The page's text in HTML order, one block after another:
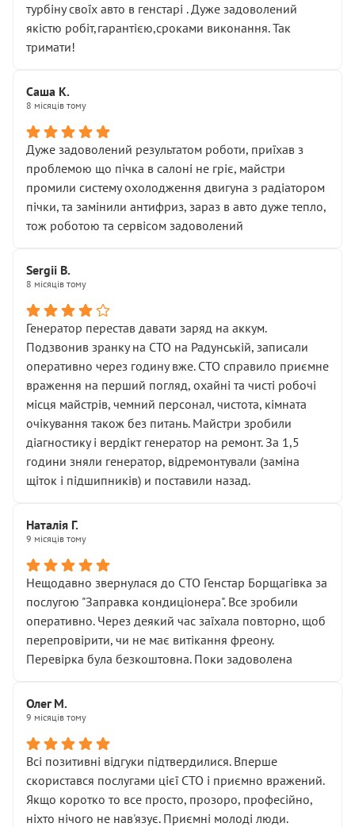
турбіну своїх авто в генстарі . Дуже задоволений
якістю робіт,гарантією,сроками виконання. Так
тримати!
Саша К.
8 місяців тому
Дуже задоволений результатом роботи, приїхав з
проблемою що пічка в салоні не гріє, майстри
промили систему охолодження двигуна з радіатором
пічки, та замінили антифриз, зараз в авто дуже тепло,
тож роботою та сервісом задоволений
Sergii B.
8 місяців тому
Генератор перестав давати заряд на аккум.
Подзвонив зранку на СТО на Радунській, записали
оперативно через годину вже. СТО справило приємне
враження на перший погляд, охайні та чисті робочі
місця майстрів, чемний персонал, чистота, кімната
очікування також без питань. Майстри зробили
діагностику і вердікт генератор на ремонт. За 1,5
години зняли генератор, відремонтували (заміна
щіток і підшипників) и поставили назад.
Наталія Г.
9 місяців тому
Нещодавно звернулася до СТО Генстар Борщагівка за
послугою "Заправка кондиціонера". Все зробили
оперативно. Через деякий час заїхала повторно, щоб
перепровірити, чи не має витікання фреону.
Перевірка була безкоштовна. Поки задоволена
Олег М.
9 місяців тому
Всі позитивні відгуки підтвердилися. Вперше
скористався послугами цієї СТО і приємно вражений.
Якщо коротко то все просто, прозоро, професійно,
ніхто нічого не нав'язує. Приємні молоді люди.